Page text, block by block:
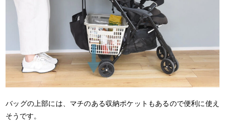
バッグの上部には、マチのある収納ポケットもあるので便利に使え
そうです。